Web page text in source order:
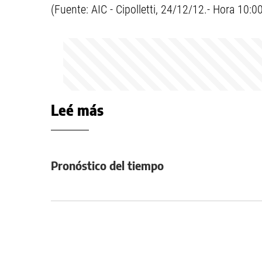
(Fuente: AIC - Cipolletti, 24/12/12.- Hora
Leé más
Pronóstico del tiempo